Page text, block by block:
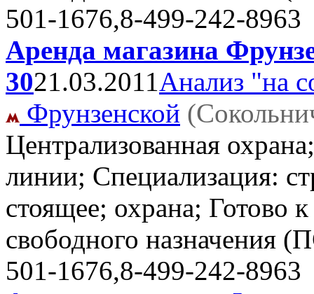
501-1676,8-499-242-8963
Аренда магазина
3021.03.2011Анализ "на
Фрунзенской
Централизованная
линии; Специализация:
стоящее; охрана; Готово
свободного назначения
501-1676,8-499-242-8963